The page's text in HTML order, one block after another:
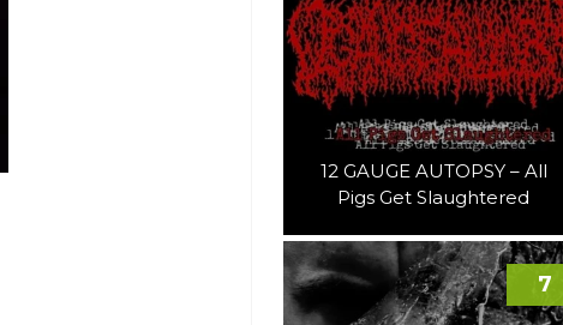
12 GAUGE AUTOPSY – All
Pigs Get Slaughtered
7